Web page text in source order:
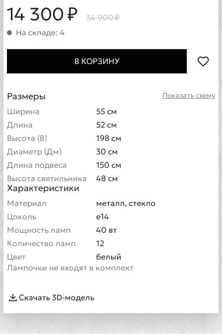
14 300 ₽
34 900 ₽
На складе: 4
В КОРЗИНУ
Показать схему
Размеры
Ширина
55 см
Длина
52 см
Высота (В)
198 см
Диаметр (Дм)
30 см
Длина подвеса
150 см
Высота светильника
48 см
Характеристики
Материал
металл, стекло
Цоколь
е14
Мощность ламп
40 вт
Количество ламп
12
Цвет
белый
Лампочки не входят в комплект
Скачать 3D-модель